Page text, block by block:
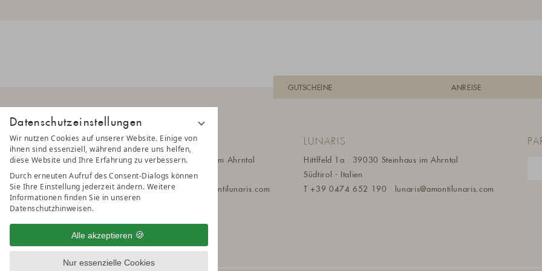
Datenschutzeinstellungen
Wir nutzen Cookies auf unserer Website. Einige von
ihnen sind essenziell, während andere uns helfen,
diese Website und Ihre Erfahrung zu verbessern.
Durch erneuten Aufruf des Consent-Dialogs können
Sie Ihre Einstellung jederzeit ändern. Weitere
Informationen finden Sie in unseren
Datenschutzhinweisen.
Alle akzeptieren
Nur essenzielle Cookies
GUTSCHEINE ANREISE
AMONTI
Klausbergstr. 55
39030 Steinhaus im Ahrntal
Südtirol - Italien
T+39 0474 651 010 amonti@a montilunaris.com
LUNARIS
Hittlfeld 1a
39030 Steinhaus im Ahrntal
Südtirol - Italien
T+39 0474 652 190 lunaris@amontilunaris.com